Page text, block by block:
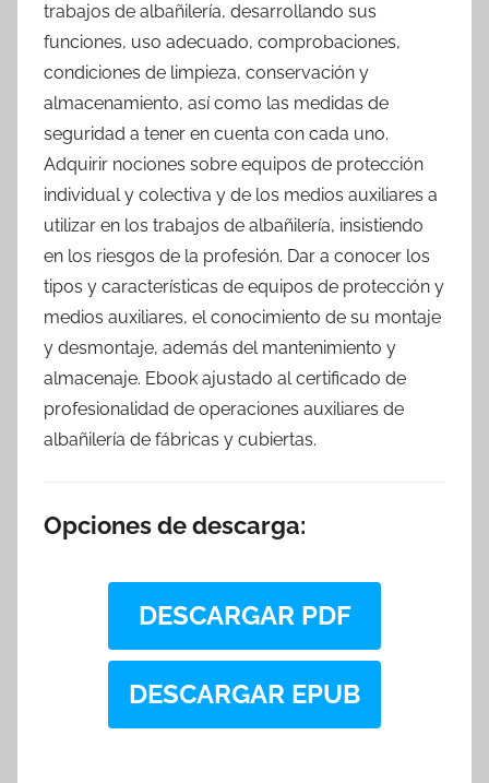
trabajos de albañilería, desarrollando sus
funciones, uso adecuado, comprobaciones,
condiciones de limpieza, conservación y
almacenamiento, así como las medidas de
seguridad a tener en cuenta con cada uno.
Adquirir nociones sobre equipos de protección
individual y colectiva y de los medios auxiliares a
utilizar en los trabajos de albañilería, insistiendo
en los riesgos de la profesión. Dar a conocer los
tipos y características de equipos de protección y
medios auxiliares, el conocimiento de su montaje
y desmontaje, además del mantenimiento y
almacenaje. Ebook ajustado al certificado de
profesionalidad de operaciones auxiliares de
albañilería de fábricas y cubiertas.
Opciones de descarga:
DESCARGAR PDF
DESCARGAR EPUB